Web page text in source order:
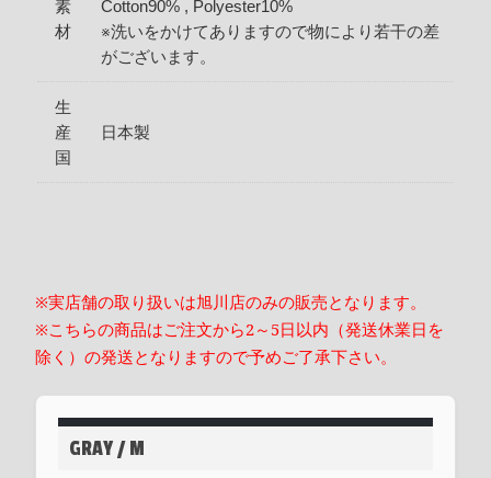
素
材
Cotton90% , Polyester10%
※洗いをかけてありますので物により若干の差
がございます。
生
産
国
日本製
※実店舗の取り扱いは旭川店のみの販売となります。
※こちらの商品はご注文から2～5日以内（発送休業日を
除く）の発送となりますので予めご了承下さい。
GRAY / M